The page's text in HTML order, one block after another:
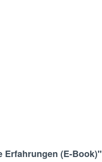
Erfahrungen (E-Book)"